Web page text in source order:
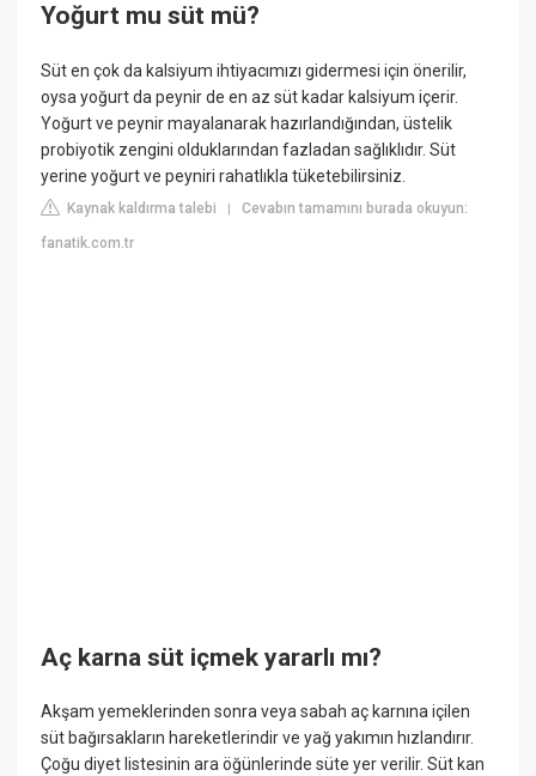
Yoğurt mu süt mü?
Süt en çok da kalsiyum ihtiyacımızı gidermesi için önerilir,
oysa yoğurt da peynir de en az süt kadar kalsiyum içerir.
Yoğurt ve peynir mayalanarak hazırlandığından, üstelik
probiyotik zengini olduklarından fazladan sağlıklıdır. Süt
yerine yoğurt ve peyniri rahatlıkla tüketebilirsiniz.
Kaynak kaldırma talebi |Cevabın tamamını burada okuyun:
fanatik.com.tr
Aç karna süt içmek yararlı mı?
Akşam yemeklerinden sonra veya sabah aç karnına içilen
süt bağırsakların hareketlerindir ve yağ yakımın hızlandırır.
Çoğu diyet listesinin ara öğünlerinde süte yer verilir. Süt kan